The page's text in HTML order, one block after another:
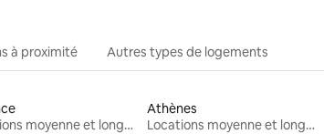
à proximité Autres types de logements
Locations moyenne et longue durée
Athènes
Locations moyenne et longue durée